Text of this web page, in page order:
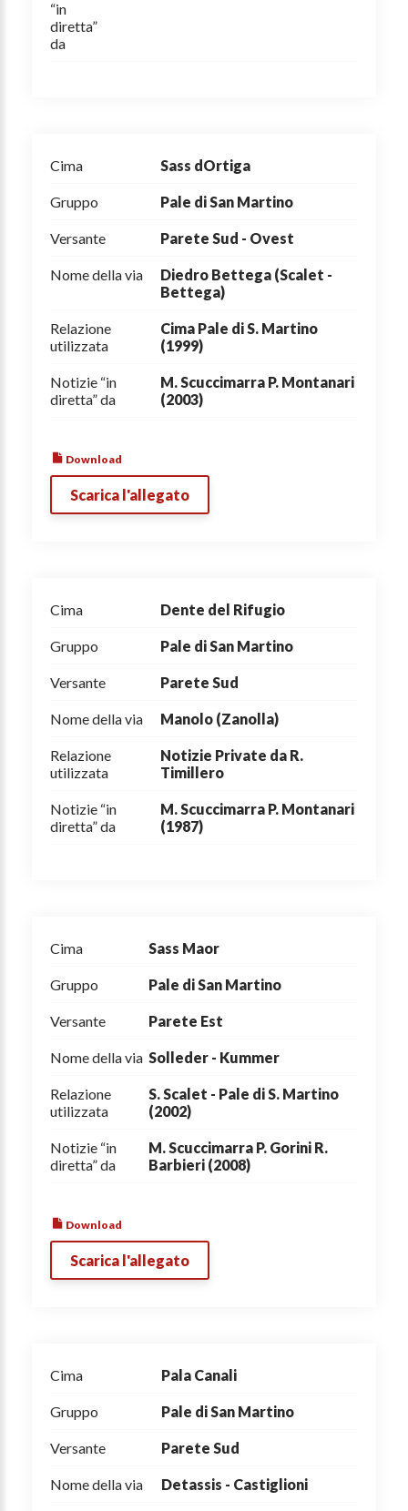
“in
diretta”
da
Cima Sass dOrtiga
Gruppo Pale di San Martino
Versante Parete Sud - Ovest
Nome della via
Diedro Bettega (Scalet -
Bettega)
Relazione
utilizzata
Cima Pale di S. Martino
(1999)
Notizie “in
diretta” da
M. Scuccimarra P. Montanari
(2003)
Download
Scarica l'allegato
Cima Dente del Rifugio
Gruppo Pale di San Martino
Versante Parete Sud
Nome della via Manolo (Zanolla)
Relazione
utilizzata
Notizie Private da R.
Timillero
Notizie “in
diretta” da
M. Scuccimarra P. Montanari
(1987)
Cima Sass Maor
Gruppo Pale di San Martino
Versante Parete Est
Nome della via Solleder - Kummer
Relazione
utilizzata
S. Scalet - Pale di S. Martino
(2002)
Notizie “in
diretta” da
M. Scuccimarra P. Gorini R.
Barbieri (2008)
Download
Scarica l'allegato
Cima Pala Canali
Gruppo Pale di San Martino
Versante Parete Sud
Nome della via Detassis - Castiglioni